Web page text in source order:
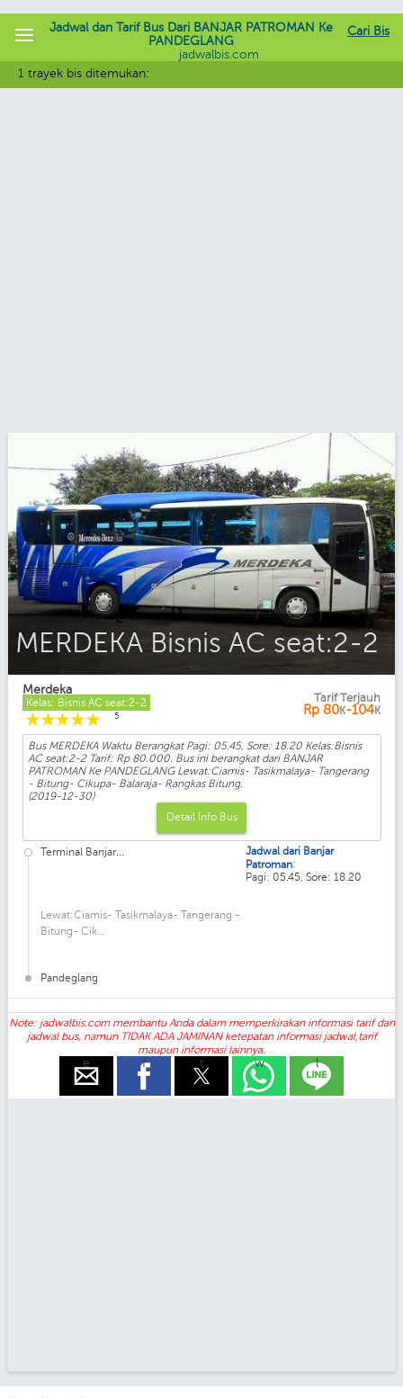
Cari Bis
Jadwal dan Tarif Bus Dari BANJAR PATROMAN Ke
PANDEGLANG
jadwalbis.com
1 trayek bis ditemukan:
MERDEKA Bisnis AC seat:2-2
Merdeka
Kelas: Bisnis AC seat:2-2
☆
☆
☆
☆
☆ 5
Tarif Terjauh
Rp 80K-104K
Bus MERDEKA Waktu Berangkat Pagi: 05.45, Sore: 18.20 Kelas:Bisnis
AC seat:2-2 Tarif: Rp 80.000. Bus ini berangkat dari BANJAR
PATROMAN Ke PANDEGLANG Lewat:Ciamis- Tasikmalaya- Tangerang
- Bitung- Cikupa- Balaraja- Rangkas Bitung.
(2019-12-30)
Detail Info Bus
Terminal Banjar...
Lewat:Ciamis- Tasikmalaya- Tangerang -
Bitung- Cik...
Pandeglang
Jadwal dari Banjar
Patroman:
Pagi: 05.45, Sore: 18.20
Note: jadwalbis.com membantu Anda dalam memperkirakan informasi tarif dan
jadwal bus, namun TIDAK ADA JAMINAN ketepatan informasi jadwal,tarif
maupun informasi lainnya.
e f t w l